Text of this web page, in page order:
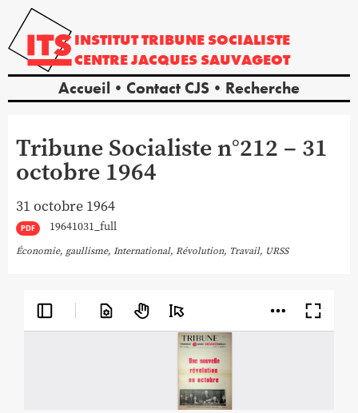
INSTITUTTRIBUNE SOCIALISTE
CENTREJACQUES SAUVAGEOT
Accueil Contact CJS Recherche
Tribune Socialiste n°212 – 31
octobre 1964
31 octobre 1964
PDF 19641031_full
Économie, gaullisme, International, Révolution, Travail, URSS